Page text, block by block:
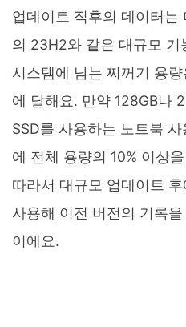
업데이트 직후의 데이터는
의 23H2와 같은 대규모 기
시스템에 남는 찌꺼기 용
에 달해요. 만약 128GB나
SSD를 사용하는 노트북
에 전체 용량의 10% 이상
따라서 대규모 업데이트
사용해 이전 버전의 기록
이에요.